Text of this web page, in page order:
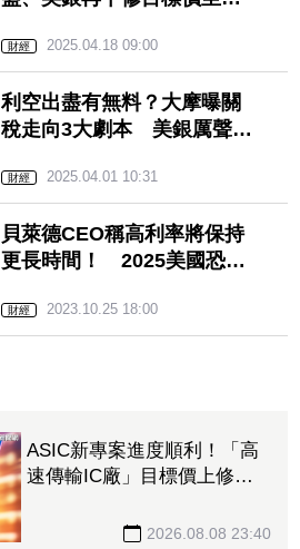
財經 2025.04.18 09:00
利空出盡有無料？大摩曝關
稅走向3大劇本 美銀厲聲示
財經 2025.04.01 10:31
貝萊德CEO稱高利率將保持
更長時間！ 2025美國恐有
財經 2023.10.25 18:00
ASIC新專案進度順利！「高
速傳輸IC廠」目標價上修至
2026.08.08 23:40